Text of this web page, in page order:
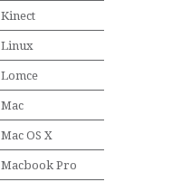
Kinect
Linux
Lomce
Mac
Mac OS X
Macbook Pro